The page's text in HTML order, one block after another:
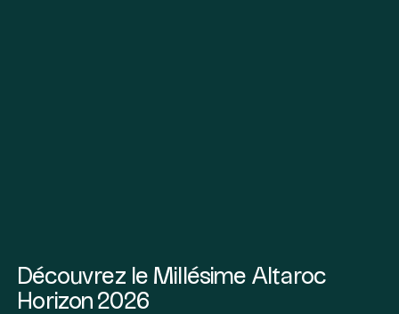
Découvrez le Millésime Altaroc
Horizon 2026